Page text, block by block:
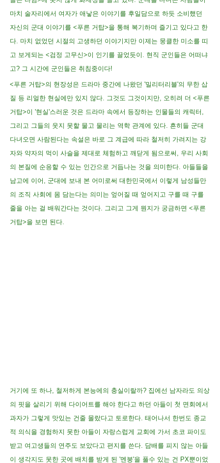
마치 술자리에서 여자가 애낳은 이야기를 후일담으로 하듯 소비했던
자신의 군대 이야기를 <푸른 거탑>을 통해 복기하며 즐기고 있다고 한
다. 마치 없었던 시절의 고생하던 이야기지만 이제는 뭉클한 미소를 띠
고 보게되는 <검정 고무신>이 인기를 끌었듯이. 현직 군인들은 어떠냐
고? 그 시간에 군인들은 취침중이다!
<푸른 거탑>의 현장성은 드라마 중간에 나왔던 '밀리터리블'의 무한 삽
질 등 리얼한 현실에만 있지 않다. 그것도 그것이지만, 오히려 더 <푸른
거탑>이 '현실'스러운 것은 드라마 속에서 등장하는 인물들의 캐릭터,
그리고 그들의 웃지 못할 물고 물리는 역학 관계에 있다. 흔히들 군대
다녀오면 사람된다는 속설은 바로 그 계급에 따라 철저히 가려지는 강
자와 약자의 먹이 사슬을 제대로 체험하고 깨닫게 됨으로써, 우리 사회
의 본질에 순응할 수 있는 인간으로 거듭나는 것을 의미한다. 아들들을
남고에 이어, 군대에 보내 본 어미로써 대한민국에서 이렇게 남성들만
의 조직 사회에 몸 담는다는 의미는 엎어질 때 엎어지고 구를 때 구를
줄을 아는 걸 배워간다는 것이다. 그리고 그게 뭔지가 궁금하면 <푸른
거탑>을 보면 된다.
거기에 또 하나, 철저하게 본능에의 충실이랄까? 집에선 남자라도 의상
의 핏을 살리기 위해 다이어트를 해야 한다고 하던 아들이 첫 면회에서
과자가 그렇게 맛있는 건줄 몰랐다고 토로한다. 태어나서 한번도 종교
적 의식을 경험하지 못한 아들이 자랑스럽게 교회에 가서 초코 파이도
받고 여고생들의 연주도 보았다고 편지를 쓴다. 담배를 피지 않는 아들
이 생각지도 못한 곳에 배치를 받게 된 '멘붕'을 풀수 있는 건 PX뿐이었